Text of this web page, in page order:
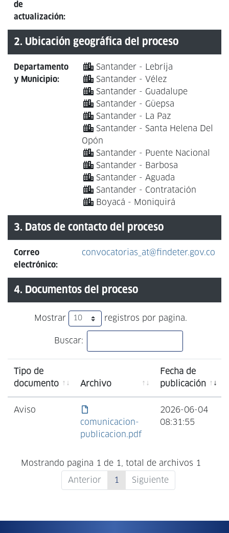
de
actualización:
2. Ubicación geográfica del proceso
Departamento
y Municipio:
Santander - Lebríja
Santander - Vélez
Santander - Guadalupe
Santander - Güepsa
Santander - La Paz
Santander - Santa Helena Del
Opón
Santander - Puente Nacional
Santander - Barbosa
Santander - Aguada
Santander - Contratación
Boyacá - Moniquirá
3. Datos de contacto del proceso
Correo
electrónico:
convocatorias_at@findeter.gov.co
4. Documentos del proceso
Mostrar registros por pagina.
Buscar:
Tipo de
documento
Archivo
Fecha de
publicación
Aviso
comunicacion-
publicacion.pdf
2026-06-04
08:31:55
Mostrando pagina 1 de 1, total de archivos 1
Anterior 1 Siguiente